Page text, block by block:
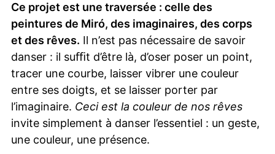
Ce projet est une traversée : celle des
peintures de Miró, des imaginaires, des corps
et des rêves. Il n’est pas nécessaire de savoir
danser : il suﬃt d’être là, d’oser poser un point,
tracer une courbe, laisser vibrer une couleur
entre ses doigts, et se laisser porter par
l’imaginaire. Ceci est la couleur de nos rêves
invite simplement à danser l’essentiel : un geste,
une couleur, une présence.